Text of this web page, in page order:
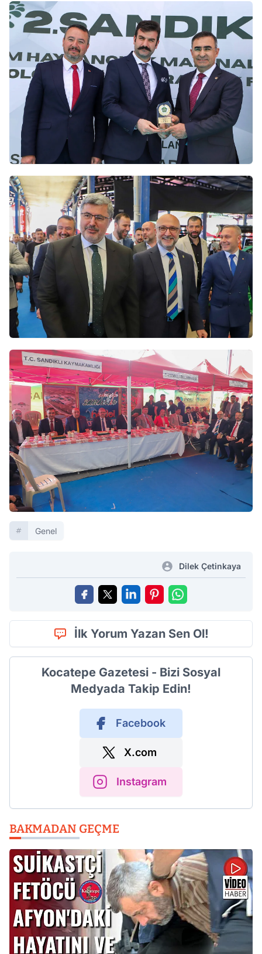
Genel
Dilek Çetinkaya
İlk Yorum Yazan Sen Ol!
Kocatepe Gazetesi - Bizi Sosyal
Medyada Takip Edin!
Facebook
X.com
Instagram
BAKMADAN GEÇME